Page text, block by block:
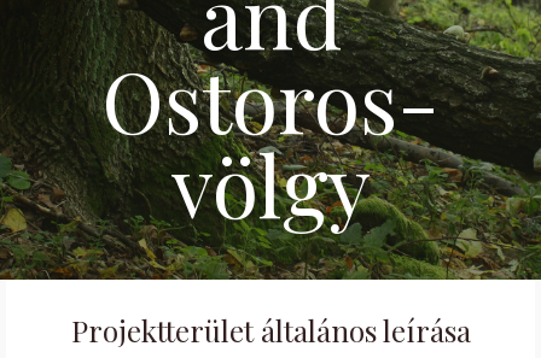
Ostoros-
völgy
Projektterület általános leírása